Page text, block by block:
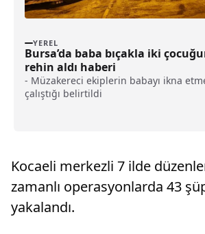
YEREL
Bursa’da baba bıçakla iki
rehin aldı haberi
- Müzakereci ekiplerin babayı ikna
çalıştığı belirtildi
Kocaeli merkezli 7 ilde
zamanlı operasyonlarda 43
yakalandı.